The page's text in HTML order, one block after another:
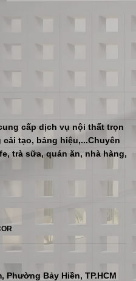
cấp dịch vụ nội thất trọn
tạo, bảng hiệu,...Chuyên
trà sữa, quán ăn, nhà hàng,
Phường Bảy Hiền, TP.HCM